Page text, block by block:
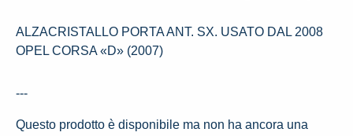
ALZACRISTALLO PORTA ANT. SX. USATO DAL 2008
OPEL CORSA «D» (2007)
---
Questo prodotto è disponibile ma non ha ancora una